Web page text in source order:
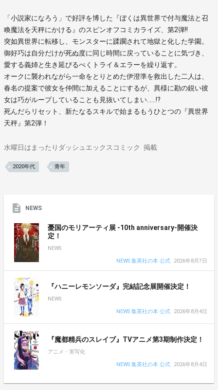
「小説家になろう」で好評を博した『ぼくは異世界で付与魔法と召
喚魔法を天秤にかける』のスピンオフコミカライズ、第2弾!!
突如異世界に転移し、モンスターに蹂躙されて地獄と化した学園。
御好巧は自分だけが死ぬ度に同じ時間に戻っていることに気づき、
愛する義姉と生き延びるべくトライ＆エラーを繰り返す。
オークに襲われながら一命をとりとめた伊澄準を救出した二人は、
春名の提案で彼女を仲間に加えることにするが、異様に勘の鋭い彼
女は巧がループしていることも見抜いてしまい……!?
死んだらリセット、新たなるスキルで始まるもうひとつの『異世界
天秤』第2弾！
水曜日はまったりダッシュエックスコミック 掲載
2020年代 青年
NEWS
憂国のモリアーティ展 -10th anniversary-開催決
定！
NEWS
NEWS 集英社の本 公式
2026年8月7日
『ハニーレモンソーダ』完結記念展開催決定！
NEWS
NEWS 集英社の本 公式
2026年8月4日
『魔都精兵のスレイブ』TVアニメ第3期制作決定！
アニメ・実写化
NEWS 集英社の本 公式
2026年8月4日